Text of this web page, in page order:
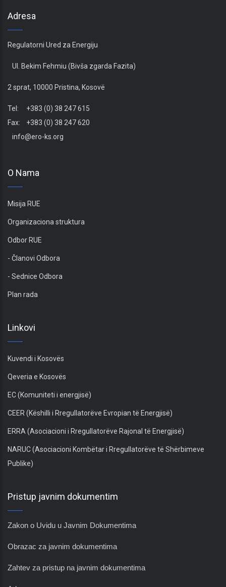
Adresa
Regulatorni Ured za Energiju
Ul. Bekim Fehmiu (Bivša zgarda Fazita)
2 sprat, 10000 Pristina, Kosovë
Tel: +383 (0) 38 247 615
Fax: +383 (0) 38 247 620
info@ero-ks.org
O Nama
Misija RUE
Organizaciona struktura
Odbor RUE
- Članovi Odbora
- Sednice Odbora
Plan rada
Linkovi
Kuvendi i Kosovës
Qeveria e Kosovës
EC (Komuniteti i energjisë)
CEER (Këshilli i Rregullatorëve Evropian të Energjisë)
ERRA (Asociacioni i Rregullatorëve Rajonal të Energjisë)
NARUC (Asociacioni Kombëtar i Rregullatorëve të Shërbimeve
Publike)
Pristup javnim dokumentim
Zakon o Uvidu u Javnim Dokumentima
Obrazac za javnim dokumentima
Zahtev za pristup na javnim dokumentima